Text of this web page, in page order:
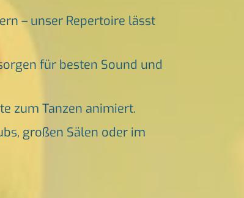
– unser Repertoire lässt
für besten Sound und
zum Tanzen animiert.
großen Sälen oder im